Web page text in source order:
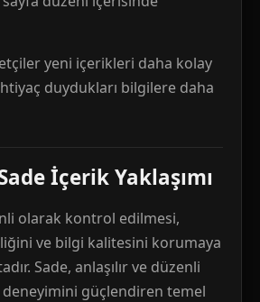
yeni içerikleri daha kolay
duydukları bilgilere daha
İçerik Yaklaşımı
olarak kontrol edilmesi,
ve bilgi kalitesini korumaya
Sade, anlaşılır ve düzenli
deneyimini güçlendiren temel